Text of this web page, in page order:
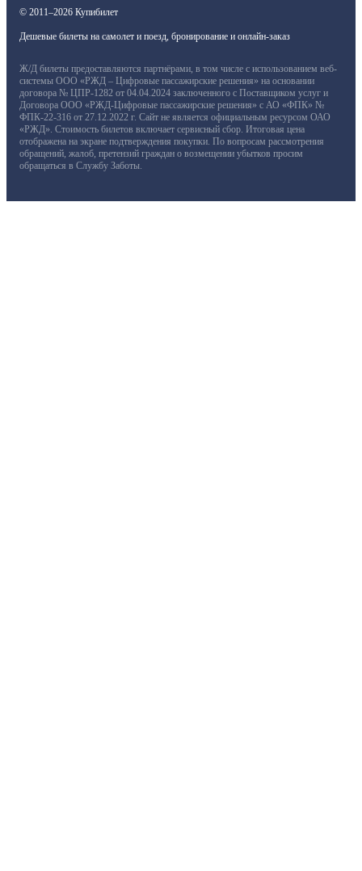
© 2011–2026 Купибилет
Дешевые билеты на самолет и поезд, бронирование и онлайн-заказ
Ж/Д билеты предоставляются партнёрами, в том числе с использованием веб-
системы ООО «РЖД – Цифровые пассажирские решения» на основании
договора № ЦПР-1282 от 04.04.2024 заключенного с Поставщиком услуг и
Договора ООО «РЖД-Цифровые пассажирские решения» с АО «ФПК» №
ФПК-22-316 от 27.12.2022 г. Сайт не является официальным ресурсом ОАО
«РЖД». Стоимость билетов включает сервисный сбор. Итоговая цена
отображена на экране подтверждения покупки. По вопросам рассмотрения
обращений, жалоб, претензий граждан о возмещении убытков просим
обращаться в Службу Заботы.